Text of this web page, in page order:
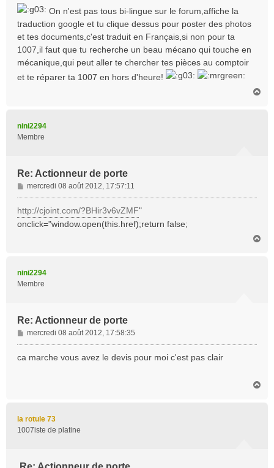
s
a
g
e
On n'est pas tous bi-lingue sur le forum,affiche la
traduction google et tu clique dessus pour poster des photos
et tes documents,c'est traduit en Français,si non pour ta
1007,il faut que tu recherche un beau mécano qui touche en
mécanique,qui peut aller te chercher tes pièces au comptoir
et te réparer ta 1007 en hors d'heure!
nini2294
Membre
Re: Actionneur de porte
M
e
s
s
a
mercredi 08 août 2012, 17:57:11
http://cjoint.com/?BHir3v6vZMF"
onclick="window.open(this.href);return false;
nini2294
Membre
Re: Actionneur de porte
M
e
s
mercredi 08 août 2012, 17:58:35
ca marche vous avez le devis pour moi c'est pas clair
la rotule 73
1007iste de platine